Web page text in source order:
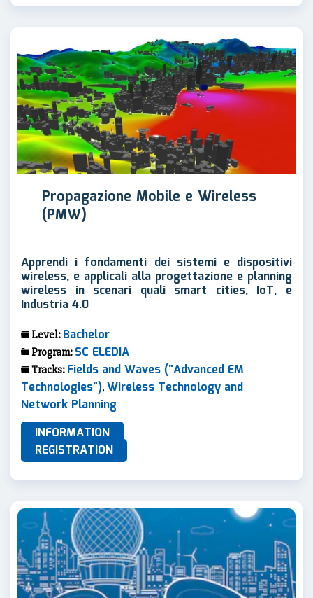
Propagazione Mobile e Wireless
(PMW)
Apprendi i fondamenti dei sistemi e dispositivi
wireless, e applicali alla progettazione e planning
wireless in scenari quali smart cities, IoT, e
Industria 4.0
Level: Bachelor
Program: SC ELEDIA
Tracks: Fields and Waves ("Advanced EM
Technologies"), Wireless Technology and
Network Planning
INFORMATION
REGISTRATION